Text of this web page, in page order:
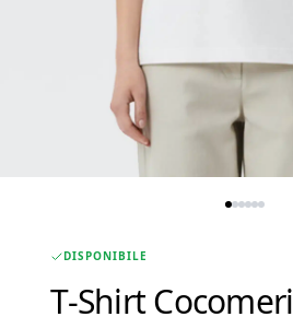
DISPONIBILE
T-Shirt Cocomeri